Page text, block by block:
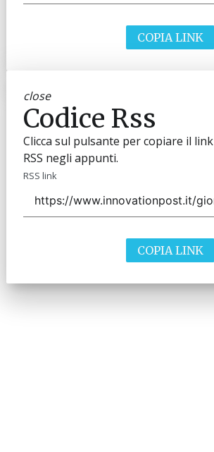
COPIA LINK
close
Codice Rss
Clicca sul pulsante per copiare il link
RSS negli appunti.
RSS link
COPIA LINK